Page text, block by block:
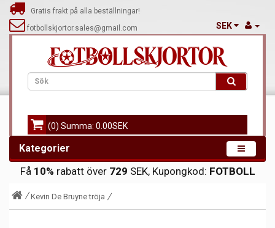
Gratis frakt på alla beställningar!
fotbollskjortor.sales@gmail.com
SEK
(0) Summa: 0.00SEK
Kategorier
Få 10% rabatt över 729 SEK, Kupongkod: FOTBOLL
Kevin De Bruyne tröja